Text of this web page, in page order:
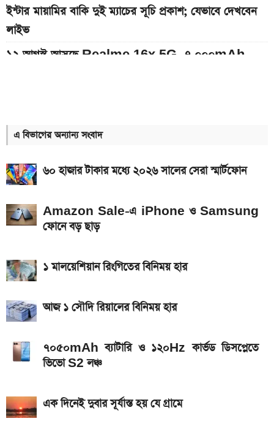
ইন্টার মায়ামির বাকি দুই ম্যাচের সূচি প্রকাশ; যেভাবে দেখবেন
লাইভ
১২ আগস্ট আসছে Realme 16x 5G, ৭,০০০mAh
আজকের সকল দেশের টাকার রেট: ০৭ আগস্ট ২০২৬
এসএসসি ও সমমানের ফল কবে জানাল শিক্ষা বোর্ড
৭০৫০mAh ব্যাটারি ও ১২০Hz কার্ভড ডিসপ্লেতে ভিভো S2
আজকের স্বর্ণের বাজারদর: ০৭ আগস্ট ২০২৬
নতুন পে-স্কেল কার্যকর হলে যেভাবে বকেয়া বেতন পাবেন
সরকারি চাকরিজীবীরা
এসএসসি ফল প্রকাশের চূড়ান্ত তারিখ ঘোষণা
এ বিভাগের অন্যান্য সংবাদ
৬০ হাজার টাকার মধ্যে ২০২৬ সালের সেরা স্মার্টফোন
Amazon Sale-এ iPhone ও Samsung
ফোনে বড় ছাড়
১ মালয়েশিয়ান রিংগিতের বিনিময় হার
আজ ১ সৌদি রিয়ালের বিনিময় হার
৭০৫০mAh ব্যাটারি ও ১২০Hz কার্ভড ডিসপ্লেতে
ভিভো S2 লঞ্চ
এক দিনেই দুবার সূর্যাস্ত হয় যে গ্রামে